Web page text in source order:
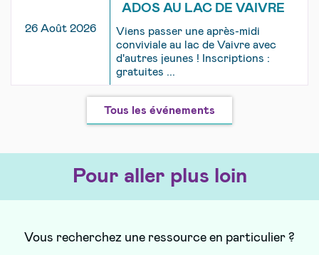
26 Août 2026
ADOS AU LAC DE VAIVRE
Viens passer une après-midi
conviviale au lac de Vaivre avec
d'autres jeunes ! Inscriptions :
gratuites ...
Tous les événements
Pour aller plus loin
Vous recherchez une ressource en particulier ?